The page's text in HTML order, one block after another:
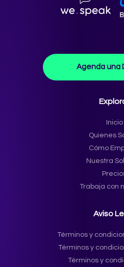
Agenda una
Inicio
Quienes
Cómo
Nuestra
Trabaja con
Aviso
Términos y
Términos y
Términos y